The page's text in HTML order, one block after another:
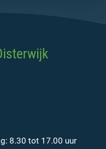
8.30 tot 17.00 uur